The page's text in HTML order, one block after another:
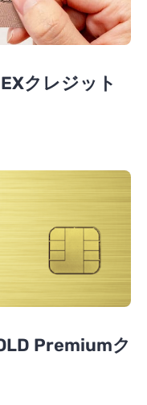
クレジット
Premiumク